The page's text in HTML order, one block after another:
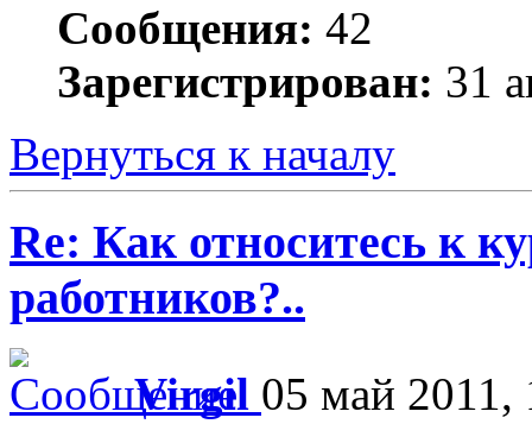
Сообщения: 42
Зарегистрирован: 31
Вернуться к началу
Re: Как относитесь к
работников?..
Virgil 05 май 2011,